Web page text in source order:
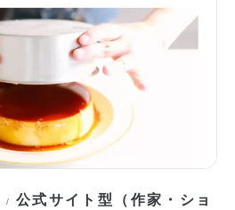
/ 公式サイト型（作家・ショ